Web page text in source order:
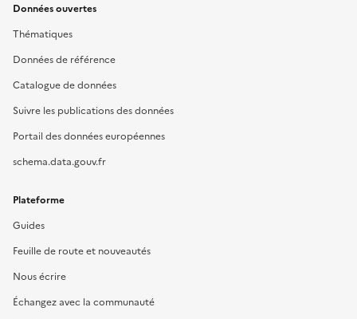
Données ouvertes
Thématiques
Données de référence
Catalogue de données
Suivre les publications des données
Portail des données européennes
schema.data.gouv.fr
Plateforme
Guides
Feuille de route et nouveautés
Nous écrire
Échangez avec la communauté